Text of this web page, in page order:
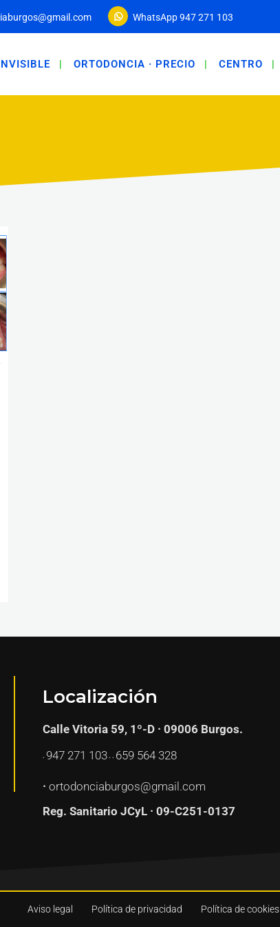
WhatsApp 947 271 103
ORTODONCIA · PRECIO CENTRO
Localización
Calle Vitoria 59, 1º-D · 09006 Burgos.
· 947 271 103· · 659 564 328
· ortodonciaburgos@gmail.com
Reg. Sanitario JCyL · 09-C251-0137
Aviso legal Política de privacidad Política de cookies